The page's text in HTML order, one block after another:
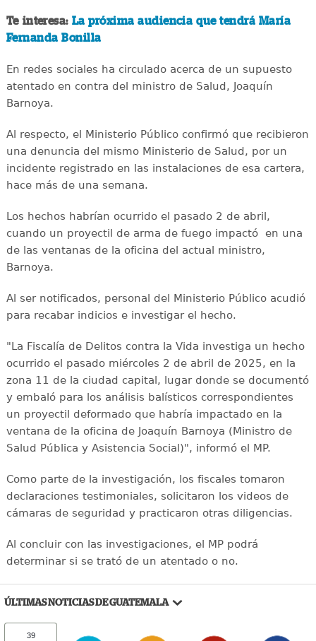
Te interesa: La próxima audiencia que tendrá María
Fernanda Bonilla
En redes sociales ha circulado acerca de un supuesto
atentado en contra del ministro de Salud, Joaquín
Barnoya.
Al respecto, el Ministerio Público confirmó que recibieron
una denuncia del mismo Ministerio de Salud, por un
incidente registrado en las instalaciones de esa cartera,
hace más de una semana.
Los hechos habrían ocurrido el pasado 2 de abril,
cuando un proyectil de arma de fuego impactó en una
de las ventanas de la oficina del actual ministro,
Barnoya.
Al ser notificados, personal del Ministerio Público acudió
para recabar indicios e investigar el hecho.
"La Fiscalía de Delitos contra la Vida investiga un hecho
ocurrido el pasado miércoles 2 de abril de 2025, en la
zona 11 de la ciudad capital, lugar donde se documentó
y embaló para los análisis balísticos correspondientes
un proyectil deformado que habría impactado en la
ventana de la oficina de Joaquín Barnoya (Ministro de
Salud Pública y Asistencia Social)", informó el MP.
Como parte de la investigación, los fiscales tomaron
declaraciones testimoniales, solicitaron los videos de
cámaras de seguridad y practicaron otras diligencias.
Al concluir con las investigaciones, el MP podrá
determinar si se trató de un atentado o no.
ÚLTIMAS NOTICIAS DE GUATEMALA
39